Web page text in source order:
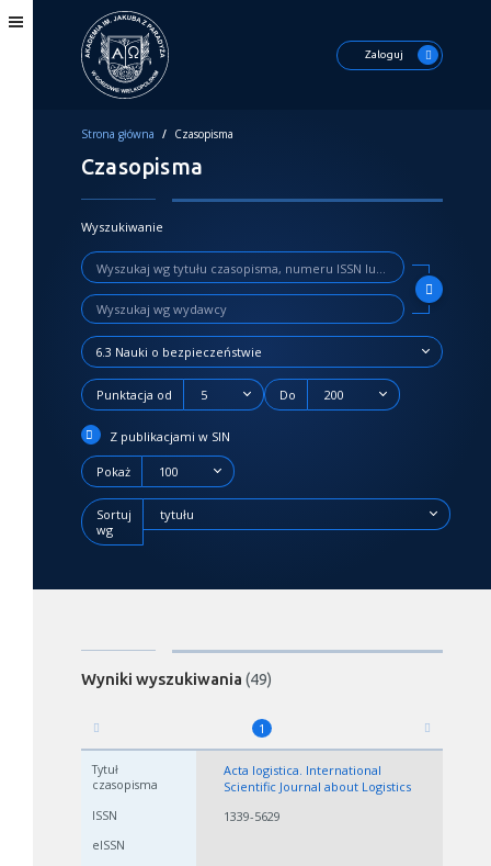
Zaloguj
Strona główna / Czasopisma
Czasopisma
Wyszukiwanie
6.3 Nauki o bezpieczeństwie
Punktacja od 5 Do 200
Z publikacjami w SIN
Pokaż 100
Sortuj
wg
tytułu
Wyniki wyszukiwania (49)
1
Acta logistica. International
Scientific Journal about Logistics
1339-5629